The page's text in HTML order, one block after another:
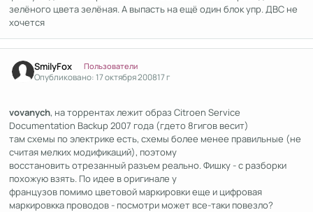
зелёного цвета зелёная. А выпасть на ещё один блок упр. ДВС не
хочется
SmilyFox Пользователи
Опубликовано:17 октября 200817 г
vovanych, на торрентах лежит образ Citroen Service
Documentation Backup 2007 года (гдето 8гигов весит)
там схемы по электрике есть, схемы более менее правильные (не
считая мелких модификаций), поэтому
восстановить отрезанный разъем реально. Фишку - с разборки
похожую взять. По идее в оригинале у
французов помимо цветовой маркировки еще и цифровая
маркировкка проводов - посмотри может все-таки повезло?